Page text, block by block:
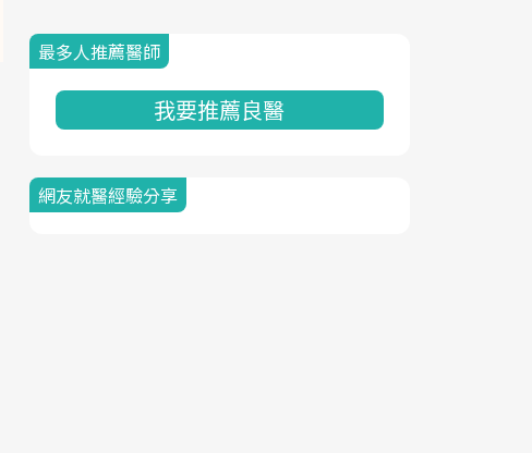
最多人推薦醫師
我要推薦良醫
網友就醫經驗分享